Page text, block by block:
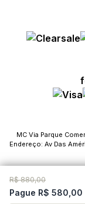
R$ 880,00
Pague R$ 580,00
MC Via Parque
Endereço: Av Das